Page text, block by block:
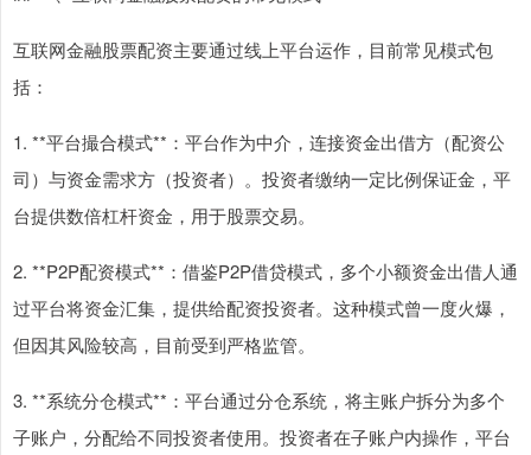
互联网金融股票配资主要通过线上平台运作，目前常见模式包
括：
1. **平台撮合模式**：平台作为中介，连接资金出借方（配资公
司）与资金需求方（投资者）。投资者缴纳一定比例保证金，平
台提供数倍杠杆资金，用于股票交易。
2. **P2P配资模式**：借鉴P2P借贷模式，多个小额资金出借人通
过平台将资金汇集，提供给配资投资者。这种模式曾一度火爆，
但因其风险较高，目前受到严格监管。
3. **系统分仓模式**：平台通过分仓系统，将主账户拆分为多个
子账户，分配给不同投资者使用。投资者在子账户内操作，平台